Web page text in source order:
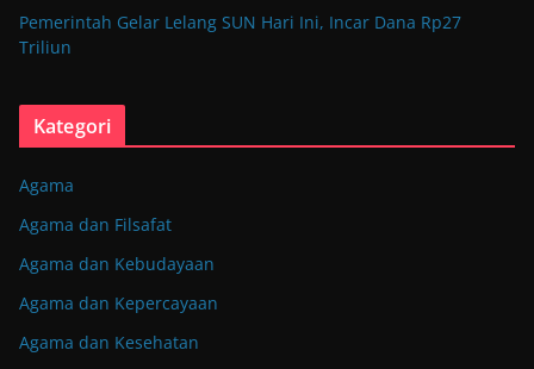
Pemerintah Gelar Lelang SUN Hari Ini, Incar Dana Rp27
Triliun
Kategori
Agama
Agama dan Filsafat
Agama dan Kebudayaan
Agama dan Kepercayaan
Agama dan Kesehatan